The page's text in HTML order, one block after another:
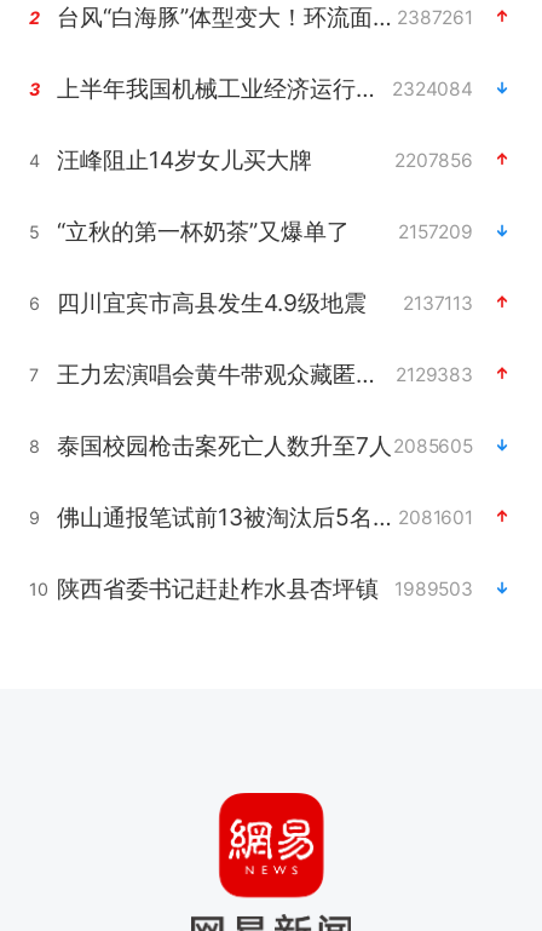
2 台风“白海豚”体型变大！环流面积接近13个浙江那么大 2387261
3 上半年我国机械工业经济运行稳中有进 2324084
4 汪峰阻止14岁女儿买大牌 2207856
5 “立秋的第一杯奶茶”又爆单了 2157209
6 四川宜宾市高县发生4.9级地震 2137113
7 王力宏演唱会黄牛带观众藏匿被查获 2129383
8 泰国校园枪击案死亡人数升至7人 2085605
9 佛山通报笔试前13被淘汰后5名进体检 2081601
10 陕西省委书记赶赴柞水县杏坪镇 1989503